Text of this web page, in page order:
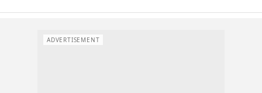
ADVERTISEMENT